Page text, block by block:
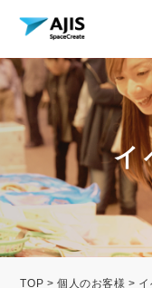
イ
TOP >個人のお客様 > イ